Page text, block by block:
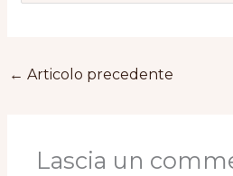
← Articolo precedente
Lascia un